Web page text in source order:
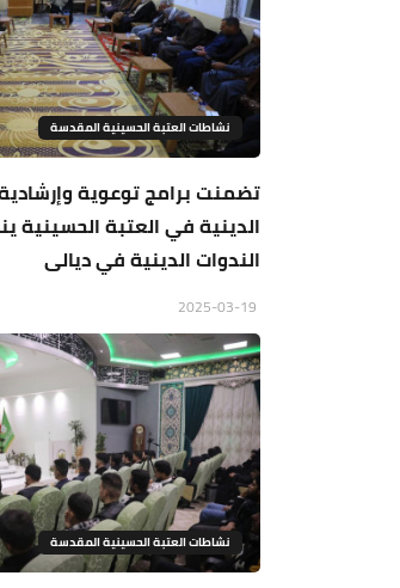
نشاطات العتبة الحسينية المقدسة
تضمنت برامج توعوية
الدينية في العتبة
الندوات الدينية في ديالى
نشاطات العتبة الحسينية المقدسة